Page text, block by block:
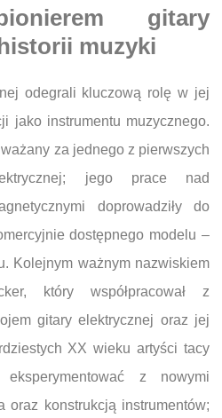
gitary
muzyki
odegrali kluczową rolę w jej
jako instrumentu muzycznego.
za jednego z pierwszych
jego prace nad
doprowadziły do
dostępnego modelu –
Kolejnym ważnym nazwiskiem
który współpracował z
gitary elektrycznej oraz jej
XX wieku artyści tacy
z nowymi
oraz konstrukcją instrumentów;